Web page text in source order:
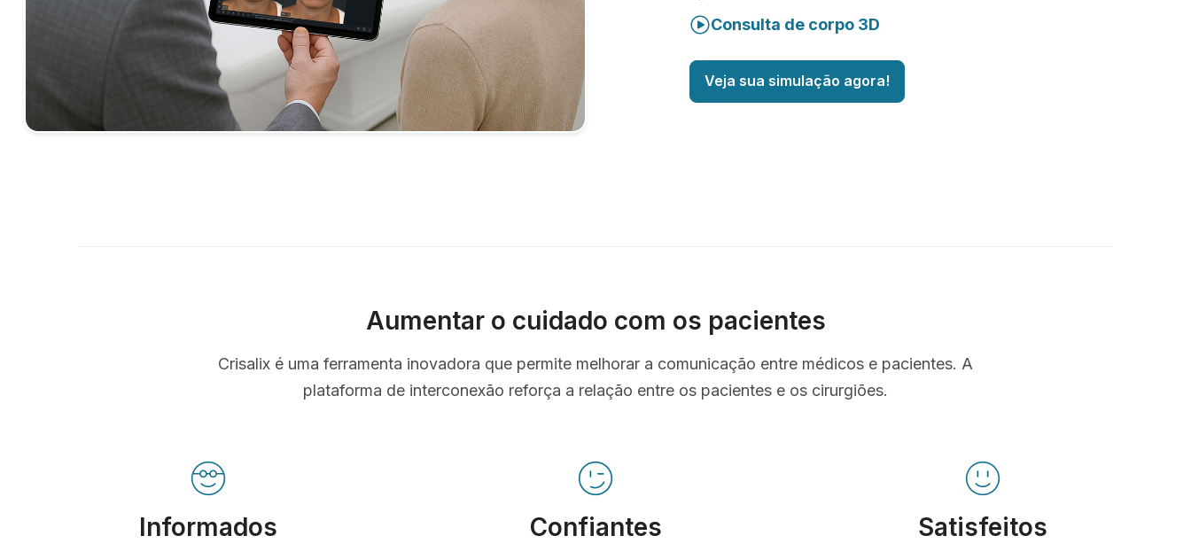
Consulta de corpo 3D
Veja sua simulação agora!
Aumentar o cuidado com os pacientes
Crisalix é uma ferramenta inovadora que permite melhorar a comunicação entre médicos e pacientes. A
plataforma de interconexão reforça a relação entre os pacientes e os cirurgiões.
Informados Confiantes Satisfeitos